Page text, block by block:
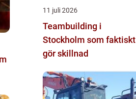
11 juli 2026
Teambuilding i
Stockholm som faktiskt
gör skillnad